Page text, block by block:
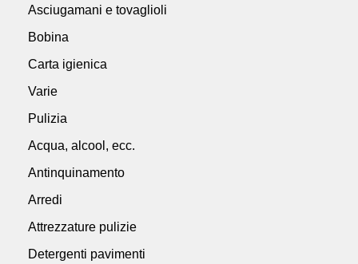
Asciugamani e tovaglioli
Bobina
Carta igienica
Varie
Pulizia
Acqua, alcool, ecc.
Antinquinamento
Arredi
Attrezzature pulizie
Detergenti pavimenti